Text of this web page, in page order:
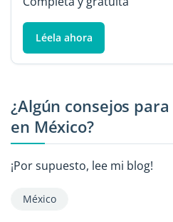
Léela ahora
¿Algún consejos
en México?
¡Por supuesto, lee mi blog!
México